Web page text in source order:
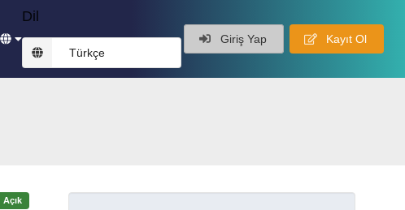
Dil
Türkçe
Giriş Yap Kayıt Ol
Açık